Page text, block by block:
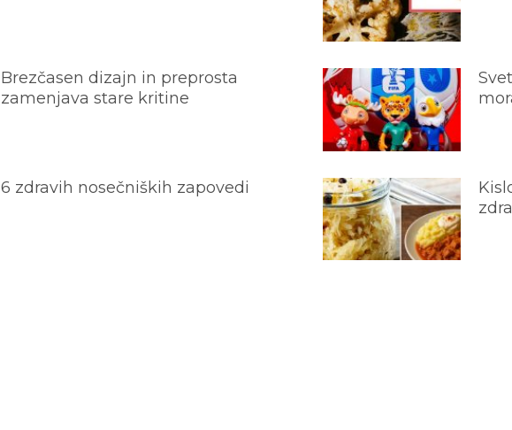
Brezčasen dizajn in preprosta
zamenjava stare kritine
6 zdravih nosečniških zapovedi